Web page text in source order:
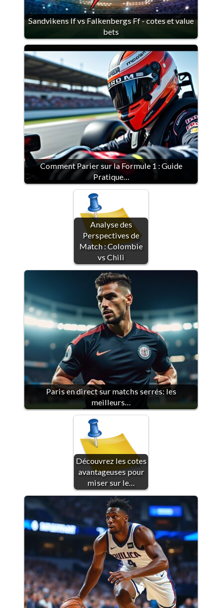
Sandvikens If vs Falkenbergs Ff - cotes et value
bets
Comment Parier sur la Formule 1 : Guide
Pratique…
Analyse des
Perspectives de
Match : Colombie
vs Chili
Paris en direct sur matchs serrés: les
meilleurs…
Découvrez les cotes
avantageuses pour
miser sur le…